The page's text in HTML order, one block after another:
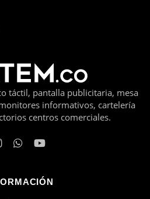
táctil, pantalla publicitaria, mesa
informativos, cartelería
centros comerciales.